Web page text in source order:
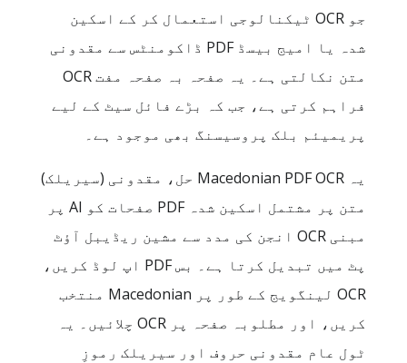
جو OCR ٹیکنالوجی استعمال کر کے اسکین
شدہ یا امیج بیسڈ PDF ڈاکومنٹس سے مقدونی
متن نکالتی ہے۔ یہ صفحہ بہ صفحہ مفت OCR
فراہم کرتی ہے، جب کہ بڑے فائل سیٹ کے لیے
پریمیئم بلک پروسیسنگ بھی موجود ہے۔
یہ Macedonian PDF OCR حل، مقدونی (سیریلک)
متن پر مشتمل اسکین شدہ PDF صفحات کو AI پر
مبنی OCR انجن کی مدد سے مشین ریڈیبل آؤٹ
پٹ میں تبدیل کرتا ہے۔ بس PDF اپ لوڈ کریں،
OCR لینگویج کے طور پر Macedonian منتخب
کریں، اور مطلوبہ صفحہ پر OCR چلائیں۔ یہ
ٹول عام مقدونی حروف اور سیریلک رموزِ